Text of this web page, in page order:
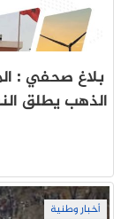
بلاغ صحفي :
الذهب يطلق
أخبار وطنية